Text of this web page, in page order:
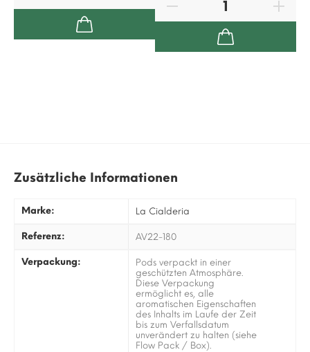
Zusätzliche Informationen
Marke: La Cialderia
Referenz: AV22-180
Verpackung:
Pods verpackt in einer
geschützten Atmosphäre.
Diese Verpackung
ermöglicht es, alle
aromatischen Eigenschaften
des Inhalts im Laufe der Zeit
bis zum Verfallsdatum
unverändert zu halten (siehe
Flow Pack / Box).